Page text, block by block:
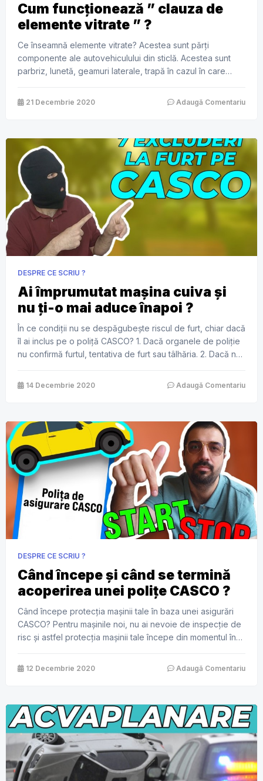
Cum funcționează ” clauza de
elemente vitrate ” ?
Ce înseamnă elemente vitrate? Acestea sunt părți
componente ale autovehiculului din sticlă. Acestea sunt
parbriz, lunetă, geamuri laterale, trapă în cazul în care
oglinzile. Tot la elementele vitrate sunt incluse și
elementele optice, farurile, stopurile, proiectoarele și
21 Decembrie 2020 Adaugă Comentariu
DESPRE CE SCRIU ?
Ai împrumutat mașina cuiva și
nu ți-o mai aduce înapoi ?
În ce condiții nu se despăgubește riscul de furt, chiar dacă
îl ai inclus pe o poliță CASCO? 1. Dacă organele de poliție
nu confirmă furtul, tentativa de furt sau tâlhăria. 2. Dacă nu
ai lăsat cheile în contact și atunci ți s-a furat […]
14 Decembrie 2020 Adaugă Comentariu
DESPRE CE SCRIU ?
Când începe și când se termină
acoperirea unei polițe CASCO ?
Când începe protecția mașinii tale în baza unei asigurări
CASCO? Pentru mașinile noi, nu ai nevoie de inspecție de
risc și astfel protecția mașinii tale începe din momentul în
evident, cu condiția să-ți fi achitat prima de asigurare, fie
12 Decembrie 2020 Adaugă Comentariu